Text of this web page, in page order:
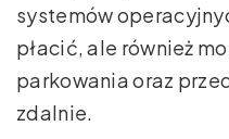
systemów
płacić, ale również
parkowania oraz
zdalnie.